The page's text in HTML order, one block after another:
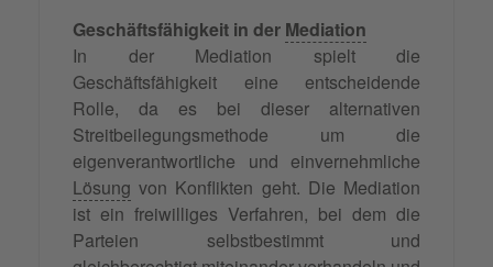
Geschäftsfähigkeit in der Mediation
In der Mediation spielt die
Geschäftsfähigkeit eine entscheidende
Rolle, da es bei dieser alternativen
Streitbeilegungsmethode um die
eigenverantwortliche und einvernehmliche
Lösung von Konflikten geht. Die Mediation
ist ein freiwilliges Verfahren, bei dem die
Parteien selbstbestimmt und